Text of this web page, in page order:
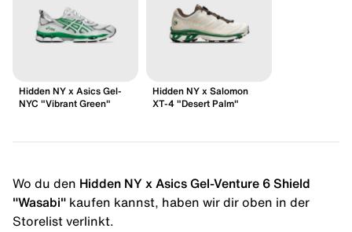
Hidden NY x Asics Gel-
NYC "Vibrant Green"
Hidden NY x Salomon
XT-4 "Desert Palm"
Wo du den Hidden NY x Asics Gel-Venture 6 Shield
"Wasabi" kaufen kannst, haben wir dir oben in der
Storelist verlinkt.